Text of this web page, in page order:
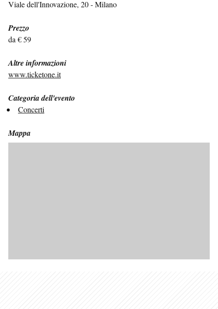
Viale dell'Innovazione, 20 - Milano
Prezzo
da € 59
Altre informazioni
www.ticketone.it
Categoria dell'evento
Concerti
Mappa